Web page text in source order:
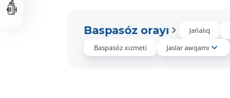
Baspasóz orayı Jańalıq
Baspasóz xızmeti
Jaslar awqamı